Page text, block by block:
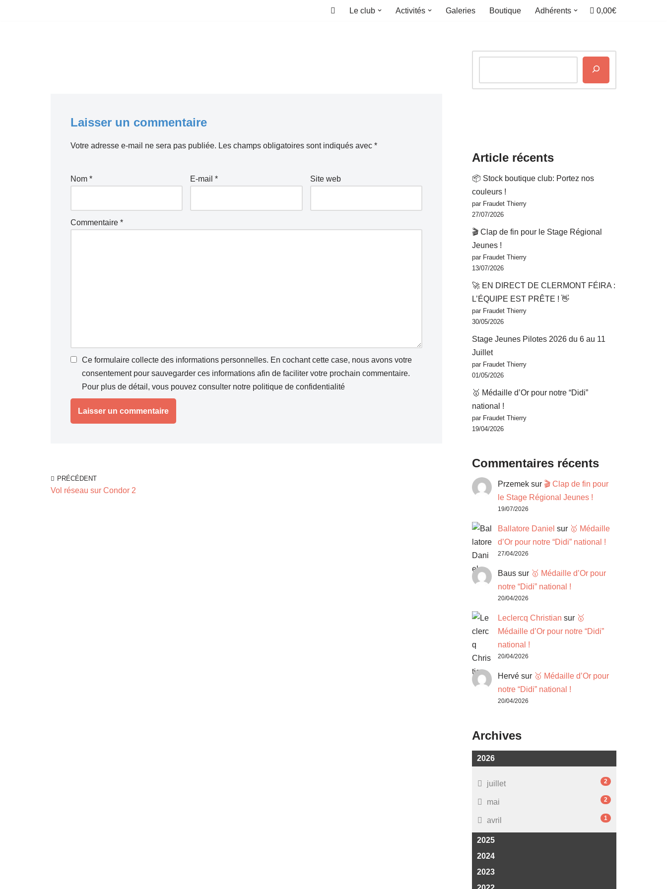
Accueil
Le club Activités Galeries Boutique Adhérents 0,00€
Laisser un commentaire
Votre adresse e-mail ne sera pas publiée. Les champs obligatoires sont indiqués avec *
Nom * E-mail* Site web
Commentaire *
Ce formulaire collecte des informations personnelles. En cochant cette case, nous avons votre
consentement pour sauvegarder ces informations afin de faciliter votre prochain commentaire.
Pour plus de détail, vous pouvez consulter notre politique de confidentialité
PRÉCÉDENT
Vol réseau sur Condor 2
Article récents
📦 Stock boutique club: Portez nos
couleurs !
par Fraudet Thierry
27/07/2026
🎬 Clap de fin pour le Stage Régional
Jeunes !
par Fraudet Thierry
13/07/2026
🚀 EN DIRECT DE CLERMONT FÉIRA :
L’ÉQUIPE EST PRÊTE ! 👋
par Fraudet Thierry
30/05/2026
Stage Jeunes Pilotes 2026 du 6 au 11
Juillet
par Fraudet Thierry
01/05/2026
🥇 Médaille d’Or pour notre “Didi”
national !
par Fraudet Thierry
19/04/2026
Commentaires récents
Przemek sur 🎬 Clap de fin pour
le Stage Régional Jeunes !
19/07/2026
Ballatore Daniel sur 🥇 Médaille
d’Or pour notre “Didi” national !
27/04/2026
Baus sur 🥇 Médaille d’Or pour
notre “Didi” national !
20/04/2026
Leclercq Christian sur 🥇
Médaille d’Or pour notre “Didi”
national !
20/04/2026
Hervé sur 🥇 Médaille d’Or pour
notre “Didi” national !
20/04/2026
Archives
2026
juillet 2
mai 2
avril 1
2025
2024
2023